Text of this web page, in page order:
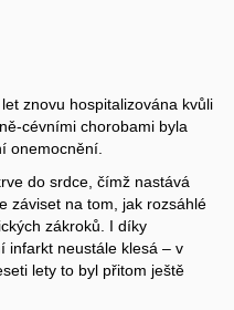
znovu hospitalizována kvůli
cévními chorobami byla
onemocnění.
do srdce, čímž nastává
záviset na tom, jak rozsáhlé
zákroků. I díky
infarkt neustále klesá – v
lety to byl přitom ještě